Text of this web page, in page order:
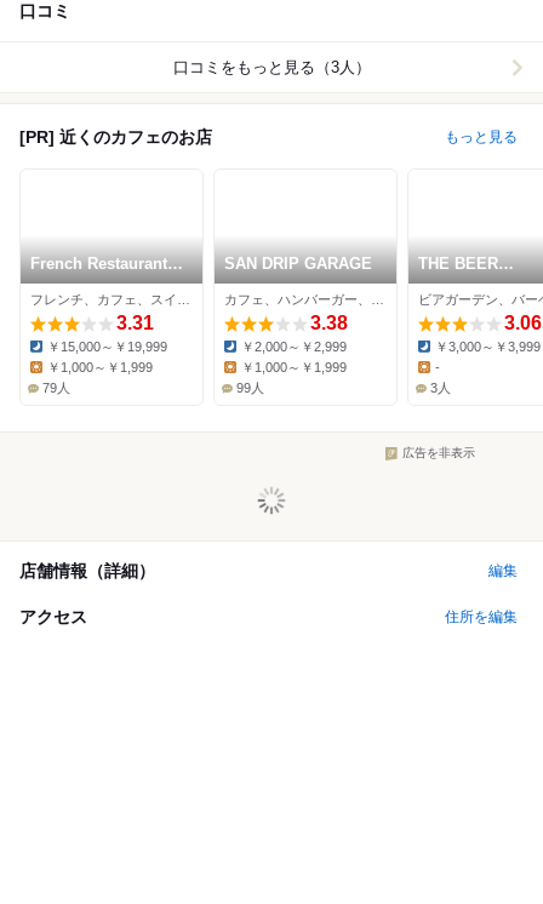
口コミ
口コミをもっと見る（3人）
[PR] 近くのカフェのお店 もっと見る
French Restaurant
St.ELMO ISHIGAKI
3.31
Dinner:
￥15,000～￥19,999
Lunch:
￥1,000～￥1,999
79人
SAN DRIP GARAGE
3.38
Dinner:
￥2,000～￥2,999
Lunch:
￥1,000～￥1,999
99人
THE BEER
TERRACE
3.06
Dinner:
￥3,000～￥3,999
Lunch:
-
3人
広告を非表示
店舗情報（詳細） 編集
アクセス 住所を編集